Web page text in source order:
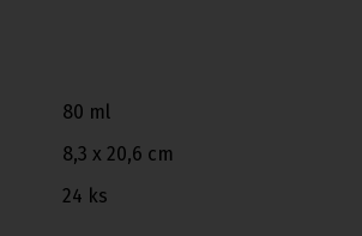
80 ml
8,3 x 20,6 cm
24 ks